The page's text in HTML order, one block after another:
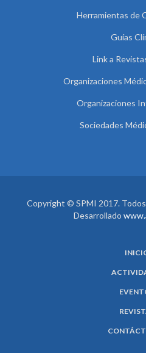
Herramientas de
Guías
Link a
Organizaciones
Organizaciones
Sociedades
Copyright © SPMI 2017.
Desarrollado